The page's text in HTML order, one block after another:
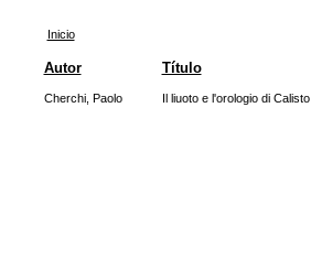
Inicio
Autor Título
Cherchi, Paolo Il liuoto e l'orologio di Calisto